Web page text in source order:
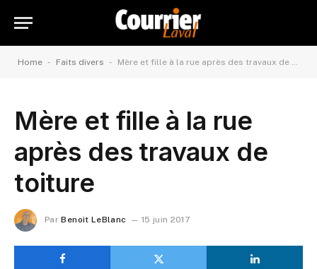
Home - Faits divers - Mère et fille à la rue après des travaux de toiture
Mère et fille à la rue
après des travaux de
toiture
Par Benoit LeBlanc 15 juin 2017